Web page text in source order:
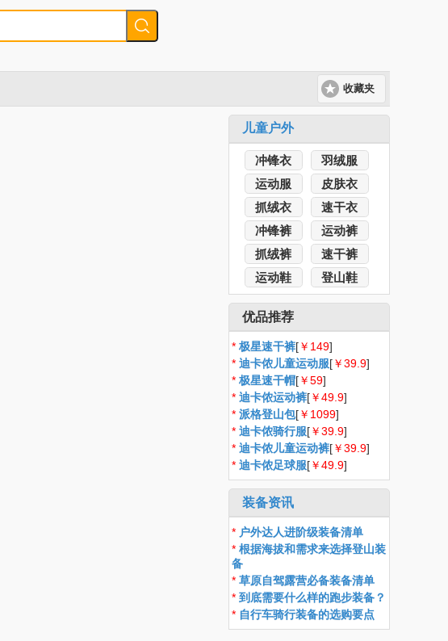
收藏夹
儿童户外
冲锋衣
羽绒服
运动服
皮肤衣
抓绒衣
速干衣
冲锋裤
运动裤
抓绒裤
速干裤
运动鞋
登山鞋
优品推荐
* 极星速干裤[￥149]
* 迪卡侬儿童运动服[￥39.9]
* 极星速干帽[￥59]
* 迪卡侬运动裤[￥49.9]
* 派格登山包[￥1099]
* 迪卡侬骑行服[￥39.9]
* 迪卡侬儿童运动裤[￥39.9]
* 迪卡侬足球服[￥49.9]
装备资讯
* 户外达人进阶级装备清单
* 根据海拔和需求来选择登山装
备
* 草原自驾露营必备装备清单
* 到底需要什么样的跑步装备？
* 自行车骑行装备的选购要点